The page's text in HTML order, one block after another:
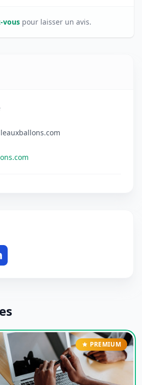
vous pour laisser un avis.
PREMIUM